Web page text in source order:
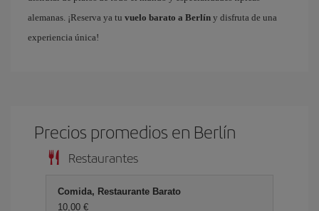
alemanas. ¡Reserva ya tu vuelo barato a Berlín y disfruta de una
experiencia única!
Precios promedios en Berlín
Restaurantes
Comida, Restaurante Barato
10,00